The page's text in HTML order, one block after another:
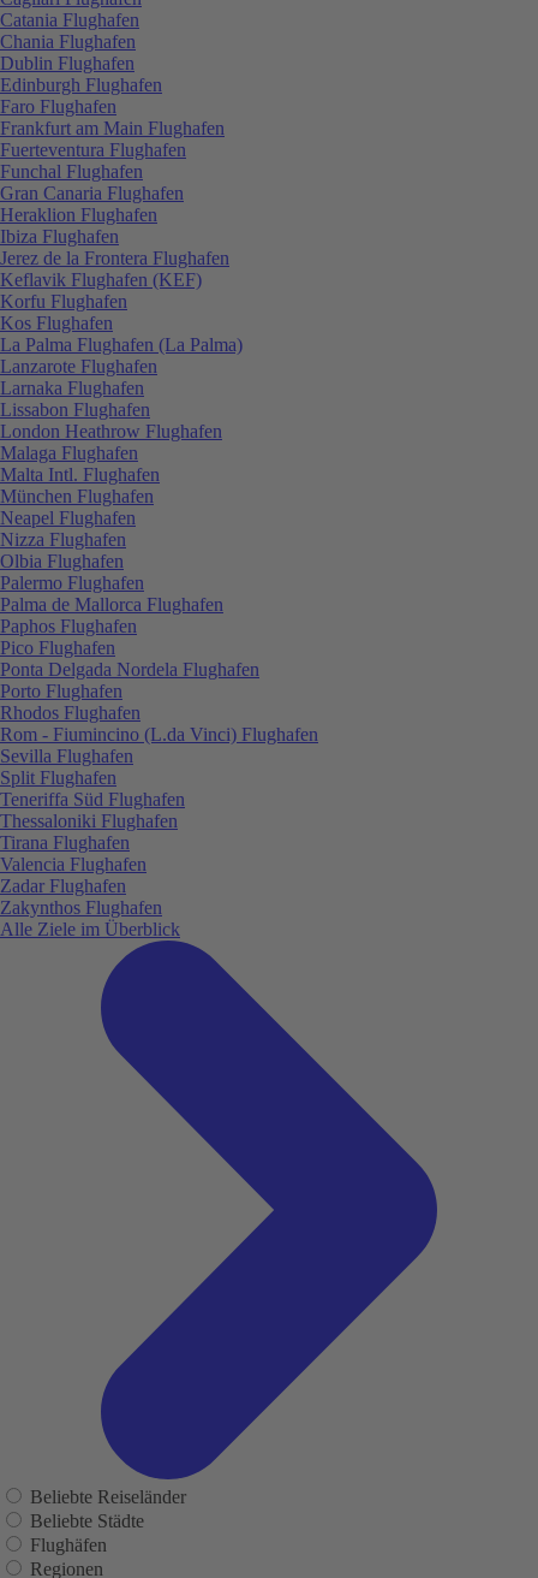
Catania Flughafen
Chania Flughafen
Dublin Flughafen
Edinburgh Flughafen
Faro Flughafen
Frankfurt am Main Flughafen
Fuerteventura Flughafen
Funchal Flughafen
Gran Canaria Flughafen
Heraklion Flughafen
Ibiza Flughafen
Jerez de la Frontera Flughafen
Keflavik Flughafen (KEF)
Korfu Flughafen
Kos Flughafen
La Palma Flughafen (La Palma)
Lanzarote Flughafen
Larnaka Flughafen
Lissabon Flughafen
London Heathrow Flughafen
Malaga Flughafen
Malta Intl. Flughafen
München Flughafen
Neapel Flughafen
Nizza Flughafen
Olbia Flughafen
Palermo Flughafen
Palma de Mallorca Flughafen
Paphos Flughafen
Pico Flughafen
Ponta Delgada Nordela Flughafen
Porto Flughafen
Rhodos Flughafen
Rom - Fiumincino (L.da Vinci) Flughafen
Sevilla Flughafen
Split Flughafen
Teneriffa Süd Flughafen
Thessaloniki Flughafen
Tirana Flughafen
Valencia Flughafen
Zadar Flughafen
Zakynthos Flughafen
Alle Ziele im Überblick
Beliebte Reiseländer
Beliebte Städte
Flughäfen
Regionen